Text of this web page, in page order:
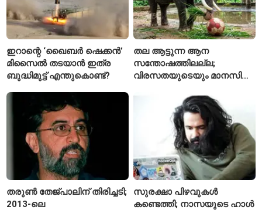
ഇറാന്റെ ‘ഖൈബർ ഷെക്കൻ’
മിസൈൽ തടയാൻ ഇത്ര
ബുദ്ധിമുട്ട് എന്തുകൊണ്ട്?
തല ആട്ടുന്ന ആന
സന്തോഷത്തിലല്ല;
വിരസതയുടെയും മാനസിക
ലക്ഷണമെന്ന് വിദഗ്ധർ
തരുൺ തേജ്പാലിന് തിരിച്ചടി;
2013-ലെ
സുരക്ഷാ പിഴവുകൾ
കണ്ടെത്തി; നാസയുടെ ഹാൾ